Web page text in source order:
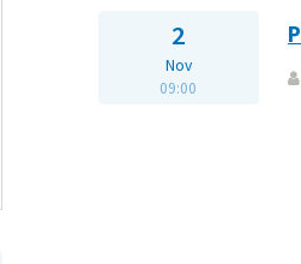
2
Nov
09:00